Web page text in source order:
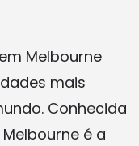
Melbourne
mais
Conhecida
é a